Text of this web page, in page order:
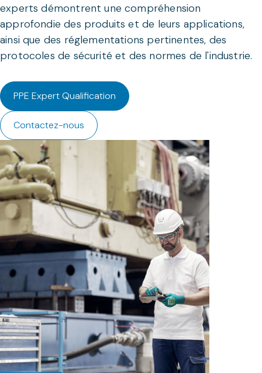
experts démontrent une compréhension
approfondie des produits et de leurs applications,
ainsi que des réglementations pertinentes, des
protocoles de sécurité et des normes de l'industrie.
PPE Expert Qualification
Contactez-nous